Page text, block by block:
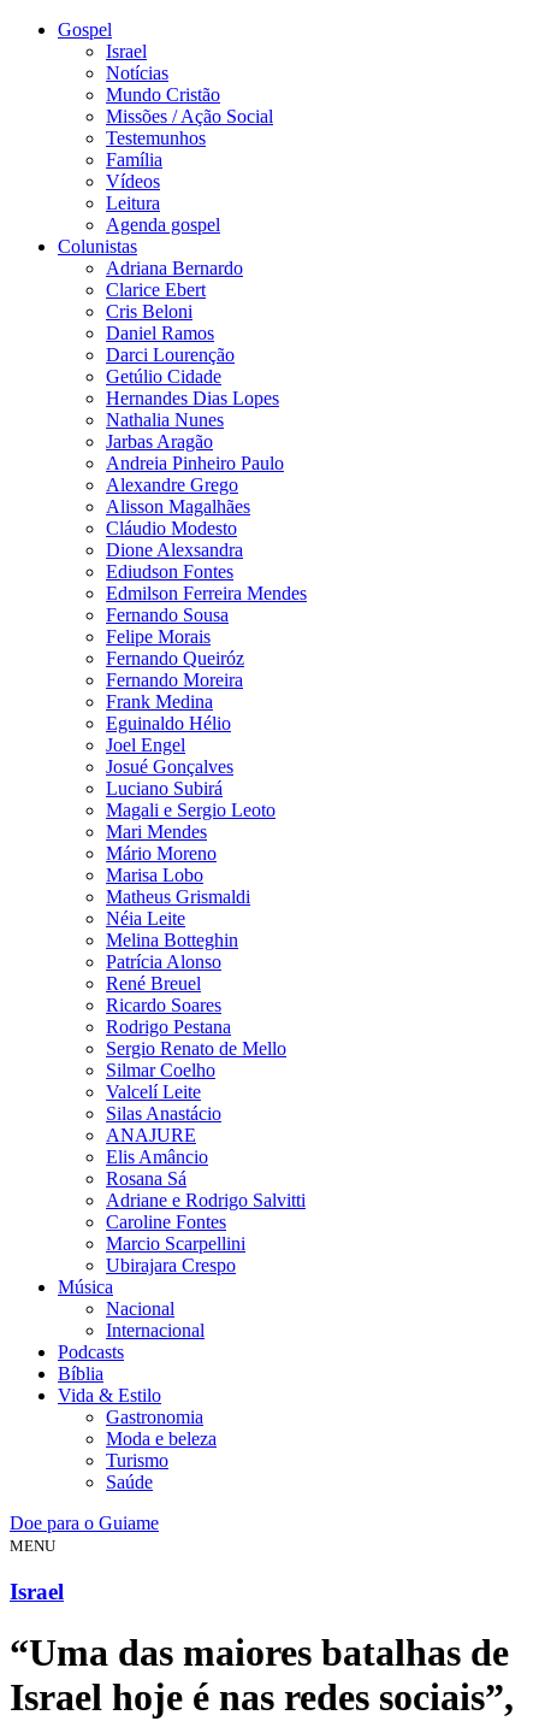
Gospel
Israel
Notícias
Mundo Cristão
Missões / Ação Social
Testemunhos
Família
Vídeos
Leitura
Agenda gospel
Colunistas
Adriana Bernardo
Clarice Ebert
Cris Beloni
Daniel Ramos
Darci Lourenção
Getúlio Cidade
Hernandes Dias Lopes
Nathalia Nunes
Jarbas Aragão
Andreia Pinheiro Paulo
Alexandre Grego
Alisson Magalhães
Cláudio Modesto
Dione Alexsandra
Ediudson Fontes
Edmilson Ferreira Mendes
Fernando Sousa
Felipe Morais
Fernando Queiróz
Fernando Moreira
Frank Medina
Eguinaldo Hélio
Joel Engel
Josué Gonçalves
Luciano Subirá
Magali e Sergio Leoto
Mari Mendes
Mário Moreno
Marisa Lobo
Matheus Grismaldi
Néia Leite
Melina Botteghin
Patrícia Alonso
René Breuel
Ricardo Soares
Rodrigo Pestana
Sergio Renato de Mello
Silmar Coelho
Valcelí Leite
Silas Anastácio
ANAJURE
Elis Amâncio
Rosana Sá
Adriane e Rodrigo Salvitti
Caroline Fontes
Marcio Scarpellini
Ubirajara Crespo
Música
Nacional
Internacional
Podcasts
Bíblia
Vida & Estilo
Gastronomia
Moda e beleza
Turismo
Saúde
Doe para o Guiame
MENU
Israel
“Uma das maiores batalhas de
Israel hoje é nas redes sociais”,